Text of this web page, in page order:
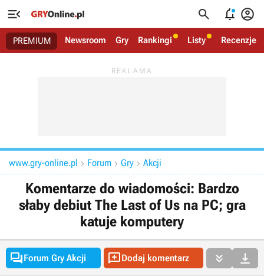
   
PREMIUM Newsroom Gry Rankingi Listy Recenzje
www.gry-online.pl  Forum  Gry  Akcji
Komentarze do wiadomości: Bardzo
słaby debiut The Last of Us na PC; gra
katuje komputery
Forum Gry Akcji Dodaj komentarz  